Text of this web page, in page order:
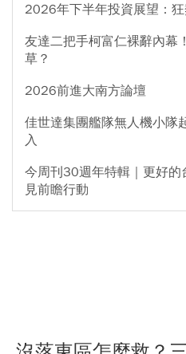
2026年下半年投資展望：
友達二把手柯富仁裸辭內幕
草？
2026前進大南方論壇
佳世達集團艦隊無人機小隊
入
今周刊30週年特輯｜更好
見前瞻行動